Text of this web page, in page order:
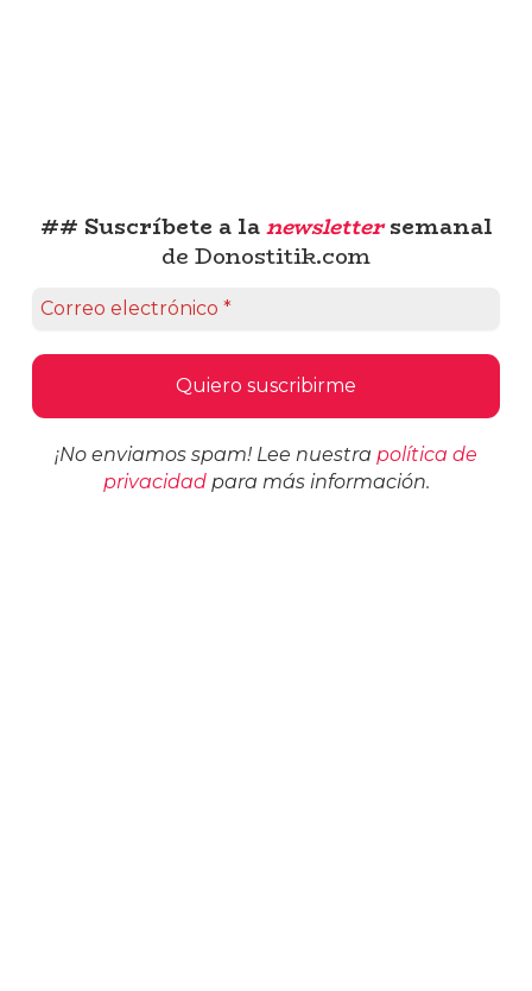
## Suscríbete a lanewslettersemanal
de Donostitik.com
¡No enviamos spam! Lee nuestra política de
privacidadpara más información.